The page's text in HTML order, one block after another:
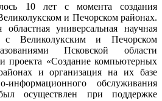
10 лет с момента создания
и Печорском районах.
универсальная научная
с Великолукским и Печорском
Псковской области
проекта «Создание компьютерных
и организация на их базе
информационного обслуживания
осуществлен при поддержке